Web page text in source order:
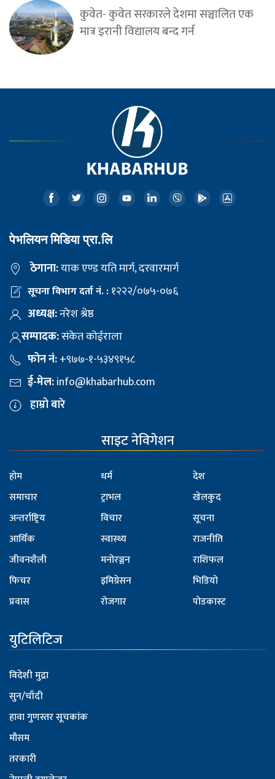
कुवेत- कुवेत सरकारले देशमा सञ्चालित एक
मात्र इरानी विद्यालय बन्द गर्न
पेभलियन मिडिया प्रा.लि
ठेगाना:याक एण्ड यति मार्ग, दरवारमार्ग
सूचना विभाग दर्ता नं. :१२२२/०७५-०७६
अध्यक्ष:नरेश श्रेष्ठ
सम्पादक:संकेत कोईराला
फोन नं:+९७७-१-५३४९१५८
ई-मेल:info@khabarhub.com
हाम्रो बारे
साइट नेविगेशन
होम
समाचार
अन्तर्राष्ट्रिय
आर्थिक
जीवनशैली
फिचर
प्रवास
धर्म
ट्राभल
विचार
स्वास्थ्य
मनोरञ्जन
इमिग्रेसन
रोजगार
देश
खेलकुद
सूचना
राजनीति
राशिफल
भिडियो
पोडकास्ट
युटिलिटिज
विदेशी मुद्रा
सुन/चाँदी
हावा गुणस्तर सूचकांक
मौसम
तरकारी